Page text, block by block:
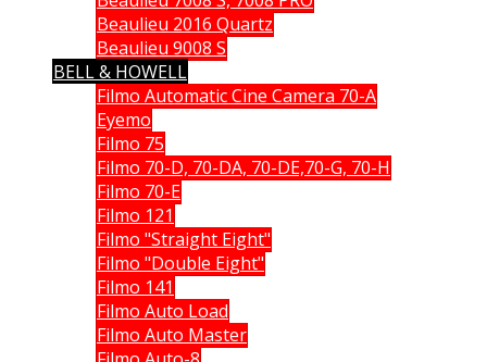
Beaulieu 2016 Quartz
Beaulieu 9008 S
BELL & HOWELL
Filmo Automatic Cine Camera 70-A
Eyemo
Filmo 75
Filmo 70-D, 70-DA, 70-DE,70-G, 70-H
Filmo 70-E
Filmo 121
Filmo "Straight Eight"
Filmo "Double Eight"
Filmo 141
Filmo Auto Load
Filmo Auto Master